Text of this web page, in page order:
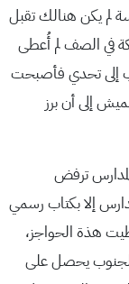
لم يكن هنالك تقبل
في الصف لم أُعطى
إلى تحدي فأصبحت
إلى أن برز
ترفض
إلا بكتاب رسمي
هذة الحواجز،
يحصل على